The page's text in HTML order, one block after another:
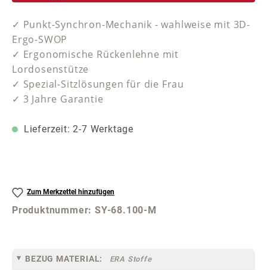
✓ Punkt-Synchron-Mechanik - wahlweise mit 3D-
Ergo-SWOP
✓ Ergonomische Rückenlehne mit
Lordosenstütze
✓ Spezial-Sitzlösungen für die Frau
✓ 3 Jahre Garantie
Lieferzeit: 2-7 Werktage
Zum Merkzettel hinzufügen
Produktnummer:SY-68.100-M
BEZUG MATERIAL: ERA Stoffe